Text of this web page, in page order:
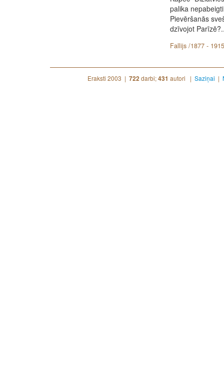
palika
Pievēršanās
dzīvojot
Fallijs /1877 -
Eraksti 2003 | 722 darbi;431 autori | Saziņai |